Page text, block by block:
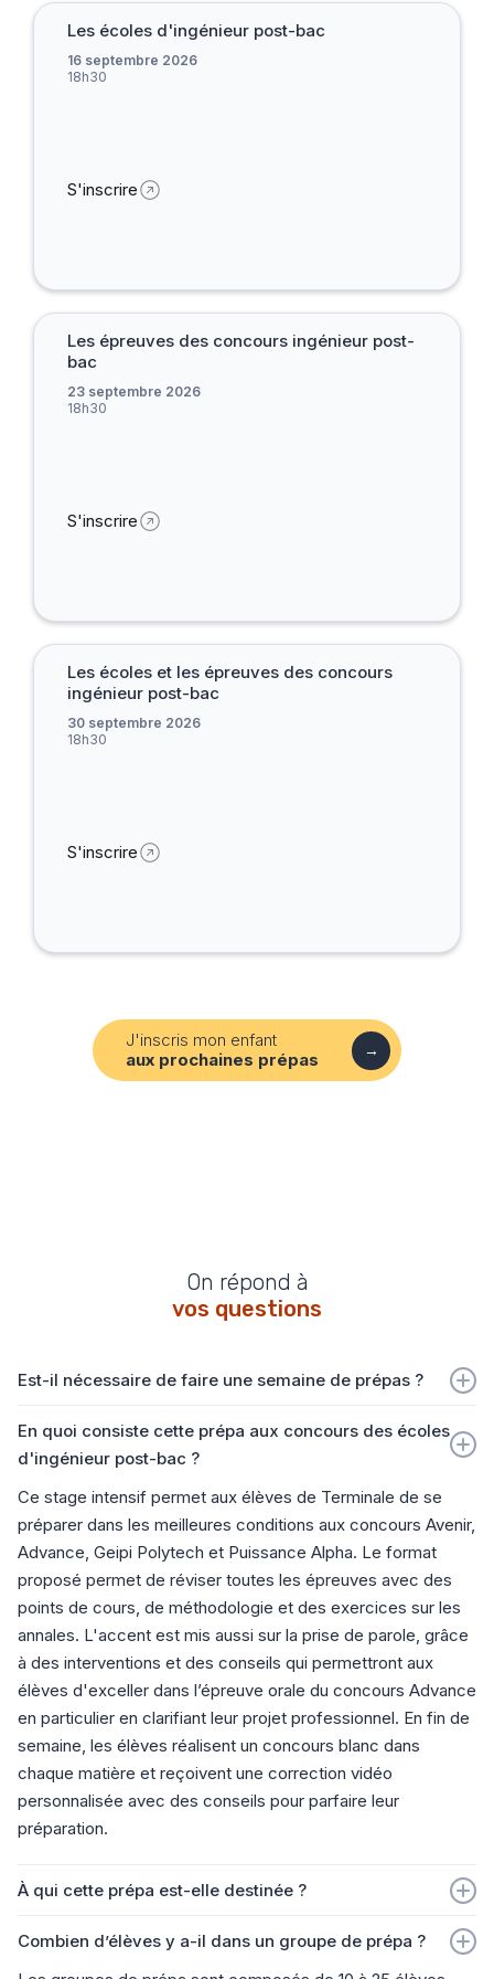
Les écoles d'ingénieur post-bac
16 septembre 2026
18h30
S'inscrire
Les épreuves des concours ingénieur post-
bac
23 septembre 2026
18h30
S'inscrire
Les écoles et les épreuves des concours
ingénieur post-bac
30 septembre 2026
18h30
S'inscrire
J'inscris mon enfant
aux prochaines prépas
→
On répond à
vos questions
Est-il nécessaire de faire une semaine de prépas ?
préparer les concours mais la majorité des candidats
réalisent une semaine de prépa intensive. Cela permet donc
de vivre une étape de préparation qui devient la norme en
plus de se préparer dans les meilleures conditions !
En quoi consiste cette prépa aux concours des écoles
d'ingénieur post-bac ?
Ce stage intensif permet aux élèves de Terminale de se
préparer dans les meilleures conditions aux concours Avenir,
Advance, Geipi Polytech et Puissance Alpha. Le format
proposé permet de réviser toutes les épreuves avec des
points de cours, de méthodologie et des exercices sur les
annales. L'accent est mis aussi sur la prise de parole, grâce
à des interventions et des conseils qui permettront aux
élèves d'exceller dans l’épreuve orale du concours Advance
en particulier en clarifiant leur projet professionnel. En fin de
semaine, les élèves réalisent un concours blanc dans
chaque matière et reçoivent une correction vidéo
personnalisée avec des conseils pour parfaire leur
préparation.
À qui cette prépa est-elle destinée ?
Cette prépa est destinée aux élèves de Terminale générale
et technologique, pour guider ceux qui commencent leur
Combien d’élèves y a-il dans un groupe de prépa ?